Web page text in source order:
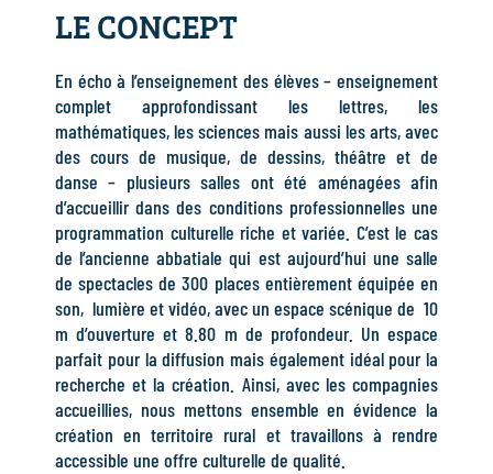
LE CONCEPT
En écho à l’enseignement des élèves – enseignement
complet approfondissant les lettres, les
mathématiques, les sciences mais aussi les arts, avec
des cours de musique, de dessins, théâtre et de
danse – plusieurs salles ont été aménagées afin
d’accueillir dans des conditions professionnelles une
programmation culturelle riche et variée. C’est le cas
de l’ancienne abbatiale qui est aujourd’hui une salle
de spectacles de 300 places entièrement équipée en
son, lumière et vidéo, avec un espace scénique de 10
m d’ouverture et 8.80 m de profondeur. Un espace
parfait pour la diffusion mais également idéal pour la
recherche et la création. Ainsi, avec les compagnies
accueillies, nous mettons ensemble en évidence la
création en territoire rural et travaillons à rendre
accessible une offre culturelle de qualité.